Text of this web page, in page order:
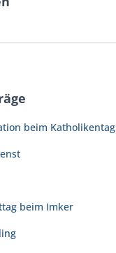
beim Katholikentag
beim Imker